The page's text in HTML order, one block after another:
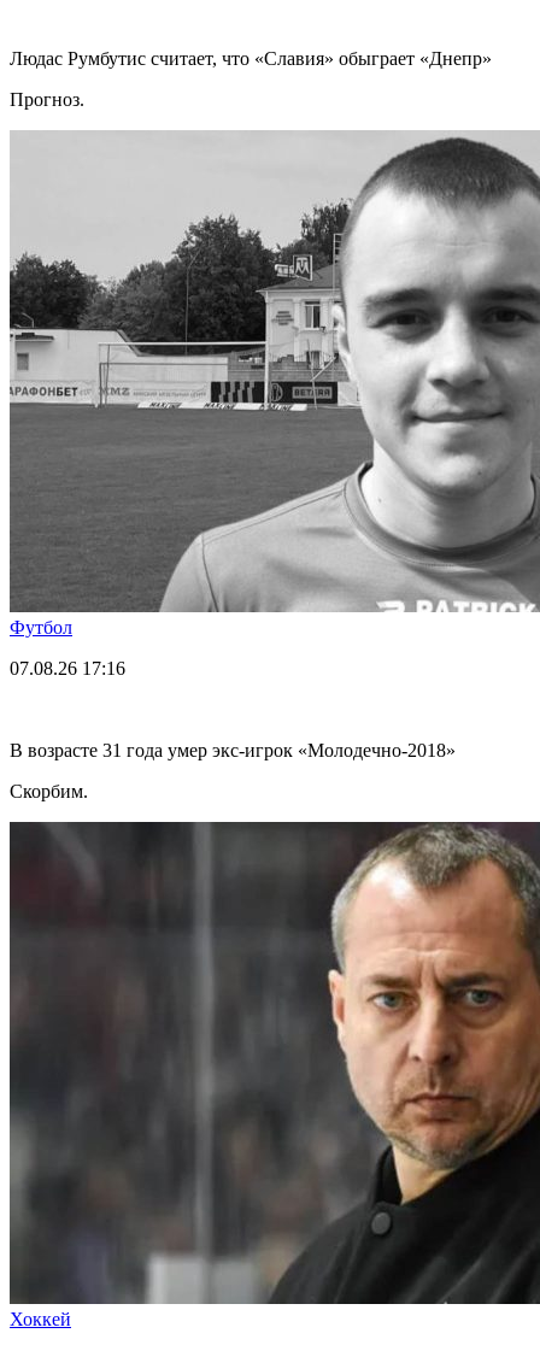
Людас Румбутис считает, что «Славия» обыграет «Днепр»
Прогноз.
Футбол
07.08.26 17:16
В возрасте 31 года умер экс-игрок «Молодечно-2018»
Скорбим.
Хоккей